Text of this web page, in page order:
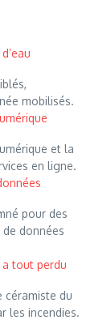
mobilisés.
et la
en ligne.
pour des
données
tout perdu
céramiste du
les incendies.